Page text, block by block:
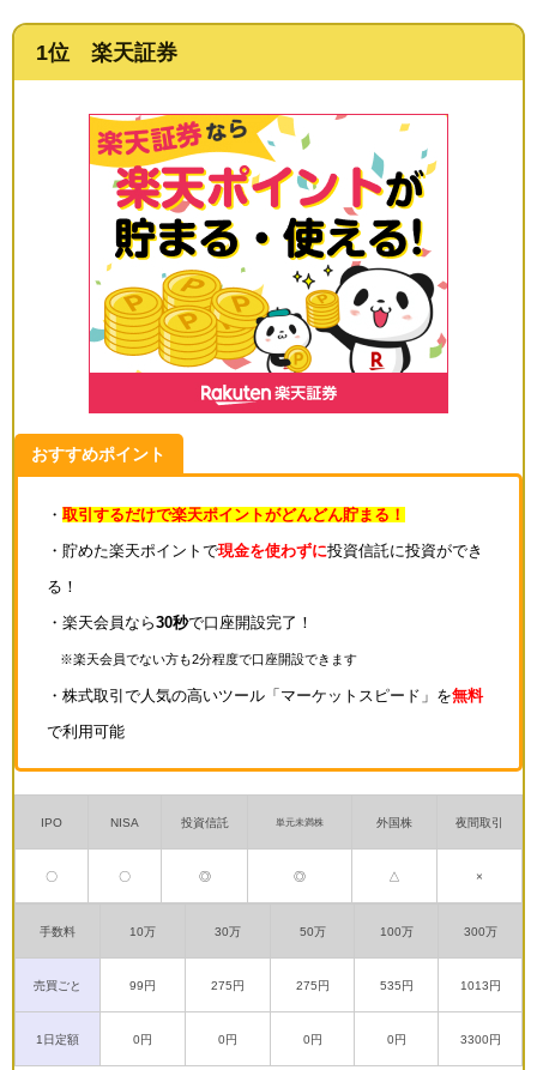
1位 楽天証券
おすすめポイント
・ 取引するだけで楽天ポイントがどんどん貯まる！
・貯めた楽天ポイントで現金を使わずに投資信託に投資ができ
る！
・楽天会員なら30秒で口座開設完了！
※楽天会員でない方も2分程度で口座開設できます
・株式取引で人気の高いツール「マーケットスピード」を無料
で利用可能
IPO NISA 投資信託 単元未満株 外国株 夜間取引
〇 〇 ◎ ◎ △ ×
手数料 10万 30万 50万 100万 300万
売買ごと 99円 275円 275円 535円 1013円
1日定額 0円 0円 0円 0円 3300円